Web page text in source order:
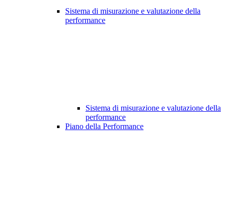
Sistema di misurazione e valutazione della
performance
Sistema di misurazione e valutazione della
performance
Piano della Performance